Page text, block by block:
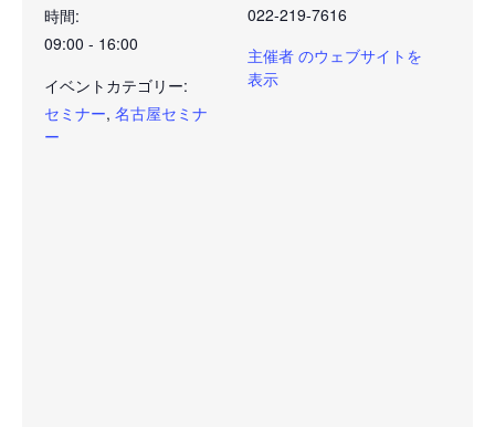
時間:
09:00 - 16:00
イベントカテゴリー:
セミナー, 名古屋セミナ
ー
022-219-7616
主催者 のウェブサイトを
表示